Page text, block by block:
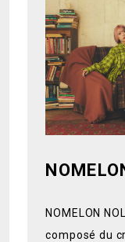
NOMELON
composé du